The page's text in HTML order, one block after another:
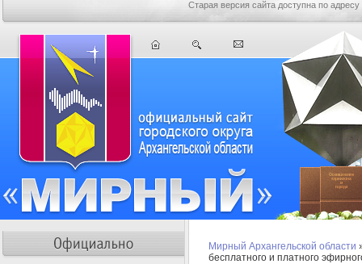
Старая версия сайта доступна по адресу
Мирный Архангельской области
бесплатного и платного